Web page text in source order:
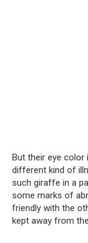
But their eye color
different kind of
such giraffe in a
some marks of
friendly with the
kept away from